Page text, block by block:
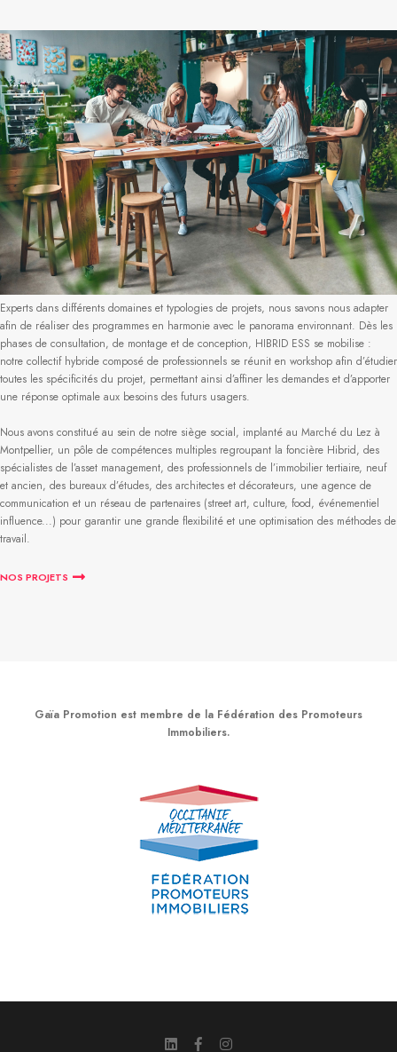
Experts dans différents domaines et typologies de projets, nous savons nous adapter
afin de réaliser des programmes en harmonie avec le panorama environnant. Dès les
phases de consultation, de montage et de conception, HIBRID ESS se mobilise :
notre collectif hybride composé de professionnels se réunit en workshop afin d’étudier
toutes les spécificités du projet, permettant ainsi d’affiner les demandes et d’apporter
une réponse optimale aux besoins des futurs usagers.
Nous avons constitué au sein de notre siège social, implanté au Marché du Lez à
Montpellier, un pôle de compétences multiples regroupant la foncière Hibrid, des
spécialistes de l’asset management, des professionnels de l’immobilier tertiaire, neuf
et ancien, des bureaux d’études, des architectes et décorateurs, une agence de
communication et un réseau de partenaires (street art, culture, food, événementiel
influence...) pour garantir une grande flexibilité et une optimisation des méthodes de
travail.
NOS PROJETS
Gaïa Promotion est membre de la Fédération des Promoteurs
Immobiliers.